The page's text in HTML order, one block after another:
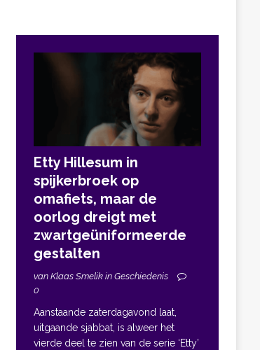
Etty Hillesum in
spijkerbroek op
omafiets, maar de
oorlog dreigt met
zwartgeüniformeerde
gestalten
van Klaas Smelik in Geschiedenis
0
Aanstaande zaterdagavond laat,
uitgaande sjabbat, is alweer het
vierde deel te zien van de serie ‘Etty’